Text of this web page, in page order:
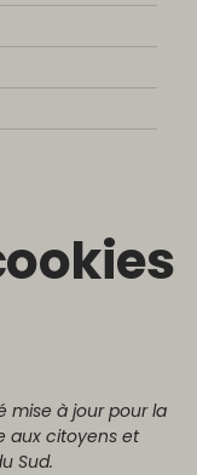
mise à jour pour la
aux citoyens et
Sud.